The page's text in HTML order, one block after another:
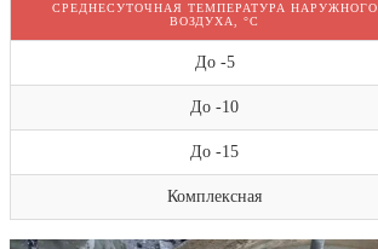
СРЕДНЕСУТОЧНАЯ ТЕМПЕРАТУРА НАРУЖНОГО
ВОЗДУХА, °C
До -5
До -10
До -15
Комплексная